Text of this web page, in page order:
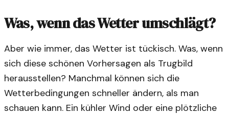
Was, wenn das Wetter umschlägt?
Aber wie immer, das Wetter ist tückisch. Was, wenn
sich diese schönen Vorhersagen als Trugbild
herausstellen? Manchmal können sich die
Wetterbedingungen schneller ändern, als man
schauen kann. Ein kühler Wind oder eine plötzliche